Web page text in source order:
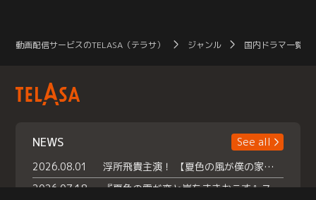
動画配信サービスのTELASA（テラサ） ジャンル 国内ドラマ一覧（
NEWS
See all
2026.08.01
浮所飛貴主演！ 【夏色の風が僕の家にやってきた】 本日よりテラサで独占配信スタート！
2026.07.18
『夏色の雲が恋と嵐をまきおこす』スペシャルメイキング 【Part1】2026年７月18日（土）23時30分～配信スタート！話題のシーンの裏側を大公開！豪華キャスト大集合！ 『武宮家 真夏の家族会議』開催！